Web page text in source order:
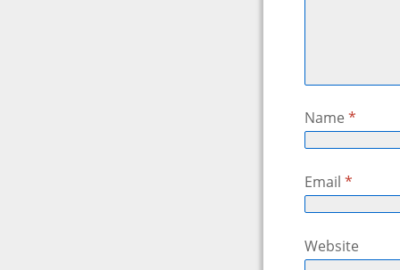
Name*
Email*
Website